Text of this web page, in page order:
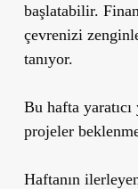
başlatabilir.
çevrenizi
tanıyor.
Bu hafta yaratıcı
projeler
Haftanın